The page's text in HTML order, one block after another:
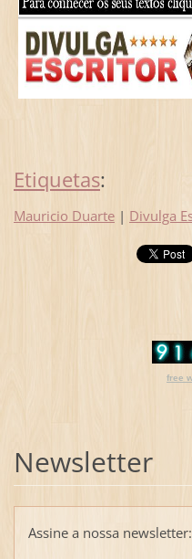
Etiquetas:
Mauricio Duarte | Divulga
free
Newsletter
Assine a nossa newsletter: